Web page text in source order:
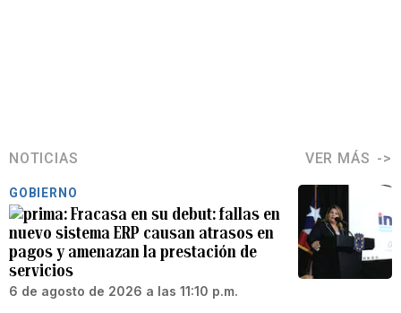
NOTICIAS VER MÁS
GOBIERNO
Fracasa en su debut: fallas en
nuevo sistema ERP causan atrasos en
pagos y amenazan la prestación de
servicios
6 de agosto de 2026 a las 11:10 p.m.